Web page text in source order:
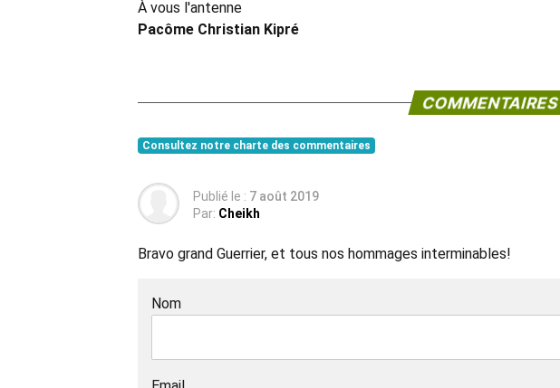
À vous l'antenne
Pacôme Christian Kipré
COMMENTAIRES
Consultez notre charte des commentaires
Publié le : 7 août 2019
Par: Cheikh
Bravo grand Guerrier, et tous nos hommages interminables!
Nom